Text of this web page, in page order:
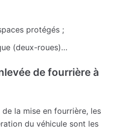
protégés ;
(deux-roues)…
de fourrière à
la mise en fourrière, les
du véhicule sont les